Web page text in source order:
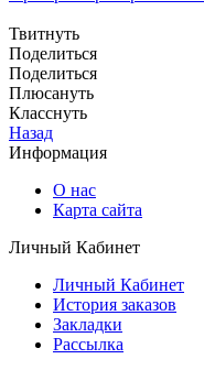
Твитнуть
Поделиться
Поделиться
Плюсануть
Класснуть
Назад
Информация
О нас
Карта сайта
Личный Кабинет
Личный Кабинет
История заказов
Закладки
Рассылка